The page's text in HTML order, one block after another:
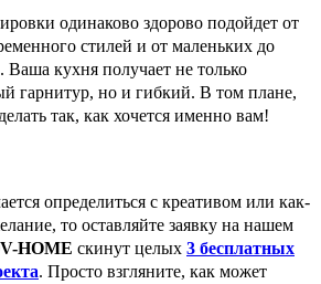
одинаково здорово подойдет от
стилей и от маленьких до
Ваша кухня получает не только
гарнитур, но и гибкий. В том плане,
так, как хочется именно вам!
определиться с креативом или как-
то оставляйте заявку на нашем
-HOME скинут целых 3 бесплатных
. Просто взгляните, как может